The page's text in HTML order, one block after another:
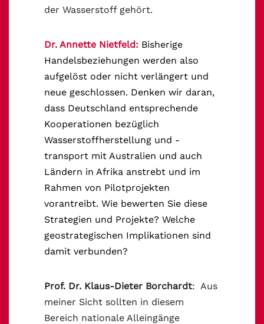
der Wasserstoff gehört.
Dr. Annette Nietfeld: Bisherige
Handelsbeziehungen werden also
aufgelöst oder nicht verlängert und
neue geschlossen. Denken wir daran,
dass Deutschland entsprechende
Kooperationen bezüglich
Wasserstoffherstellung und -
transport mit Australien und auch
Ländern in Afrika anstrebt und im
Rahmen von Pilotprojekten
vorantreibt. Wie bewerten Sie diese
Strategien und Projekte? Welche
geostrategischen Implikationen sind
damit verbunden?
Prof. Dr. Klaus-Dieter Borchardt: Aus
meiner Sicht sollten in diesem
Bereich nationale Alleingänge